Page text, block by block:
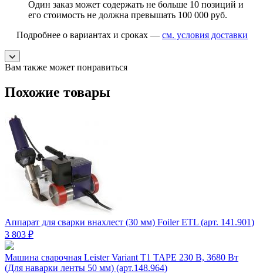
Один заказ может содержать не больше 10 позиций и
его стоимость не должна превышать 100 000 руб.
Подробнее о вариантах и сроках — см. условия доставки
Вам также может понравиться
Похожие товары
Аппарат для сварки внахлест (30 мм) Foiler ETL (арт. 141.901)
3 803 ₽
Машина сварочная Leister Variant T1 TAPE 230 В, 3680 Вт
(Для наварки ленты 50 мм) (арт.148.964)